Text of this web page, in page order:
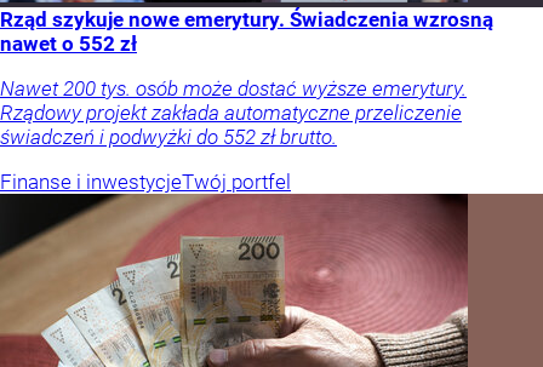
Rząd szykuje nowe emerytury. Świadczenia wzrosną
nawet o 552 zł
Nawet 200 tys. osób może dostać wyższe emerytury.
Rządowy projekt zakłada automatyczne przeliczenie
świadczeń i podwyżki do 552 zł brutto.
Finanse i inwestycjeTwój portfel